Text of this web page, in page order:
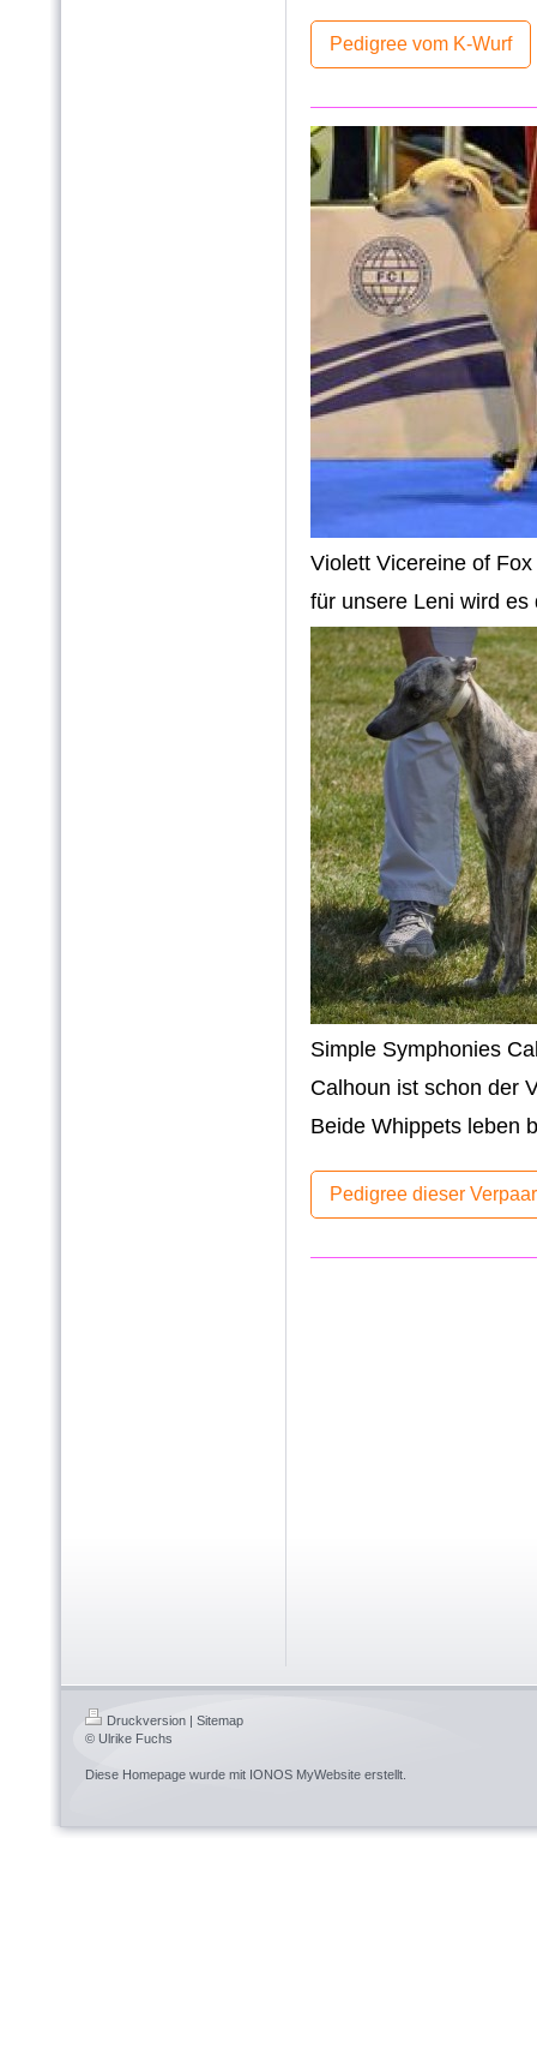
Pedigree vom K-Wurf
Violett Vicereine of
für unsere Leni wird es
Simple Symphonies
Calhoun ist schon der
Beide Whippets leben
Pedigree dieser
Druckversion | Sitemap
© Ulrike Fuchs
Diese Homepage wurde mit IONOS MyWebsite erstellt.